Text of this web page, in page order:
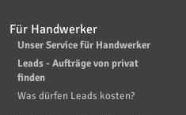
Für Handwerker
Unser Service für Handwerker
Leads - Aufträge von privat
finden
Was dürfen Leads kosten?